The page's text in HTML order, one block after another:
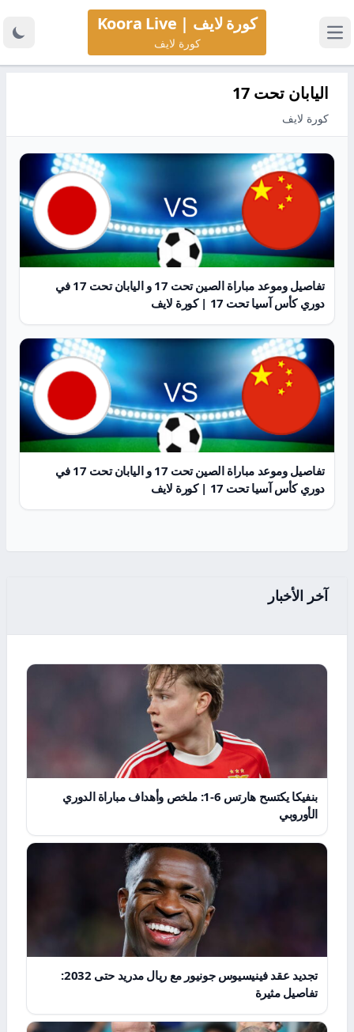
كورة لايف | Koora Live
كورة لايف
اليابان تحت 17
كورة لايف
تفاصيل وموعد مباراة الصين تحت 17 و اليابان تحت 17 في
دوري كأس آسيا تحت 17 | كورة لايف
تفاصيل وموعد مباراة الصين تحت 17 و اليابان تحت 17 في
دوري كأس آسيا تحت 17 | كورة لايف
آخر الأخبار
بنفيكا يكتسح هارتس 6-1: ملخص وأهداف مباراة الدوري
الأوروبي
تجديد عقد فينيسيوس جونيور مع ريال مدريد حتى 2032:
تفاصيل مثيرة